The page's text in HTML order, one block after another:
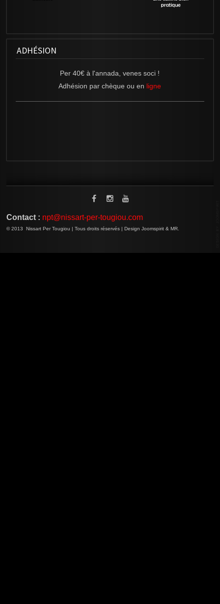
ADHÉSION
Per 40€ à l'annada, venes soci !
Adhésion par chèque ou en ligne
Contact : npt@nissart-per-tougiou.com
© 2013 Nissart Per Tougiou | Tous droits réservés | Design Joomspirit & MR.